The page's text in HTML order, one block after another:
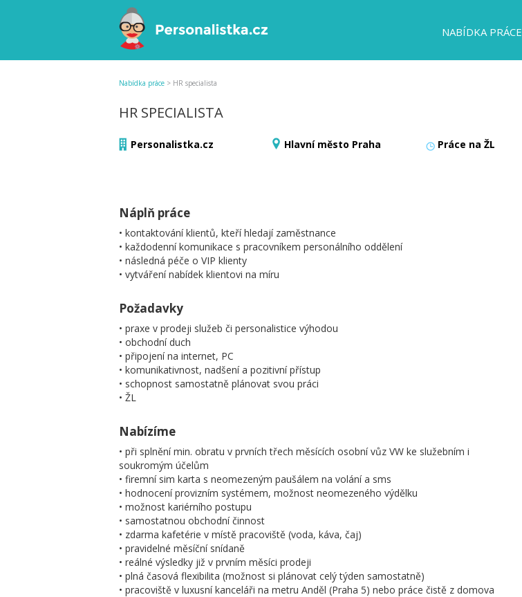
NABÍDKA PRÁCE
Nabídka práce > HR specialista
HR SPECIALISTA
Personalistka.cz Hlavní město Praha Práce na ŽL
Náplň práce
• kontaktování klientů, kteří hledají zaměstnance
• každodenní komunikace s pracovníkem personálního oddělení
• následná péče o VIP klienty
• vytváření nabídek klientovi na míru
Požadavky
• praxe v prodeji služeb či personalistice výhodou
• obchodní duch
• připojení na internet, PC
• komunikativnost, nadšení a pozitivní přístup
• schopnost samostatně plánovat svou práci
• ŽL
Nabízíme
• při splnění min. obratu v prvních třech měsících osobní vůz VW ke služebním i
soukromým účelům
• firemní sim karta s neomezeným paušálem na volání a sms
• hodnocení provizním systémem, možnost neomezeného výdělku
• možnost kariérního postupu
• samostatnou obchodní činnost
• zdarma kafetérie v místě pracoviště (voda, káva, čaj)
• pravidelné měsíční snídaně
• reálné výsledky již v prvním měsíci prodeji
• plná časová flexibilita (možnost si plánovat celý týden samostatně)
• pracoviště v luxusní kanceláři na metru Anděl (Praha 5) nebo práce čistě z domova